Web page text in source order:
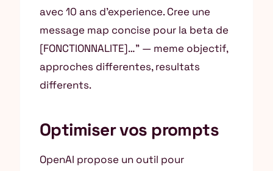
avec 10 ans d’experience. Cree une
message map concise pour la beta de
[FONCTIONNALITE]…” — meme objectif,
approches differentes, resultats
differents.
Optimiser vos prompts
OpenAI propose un outil pour